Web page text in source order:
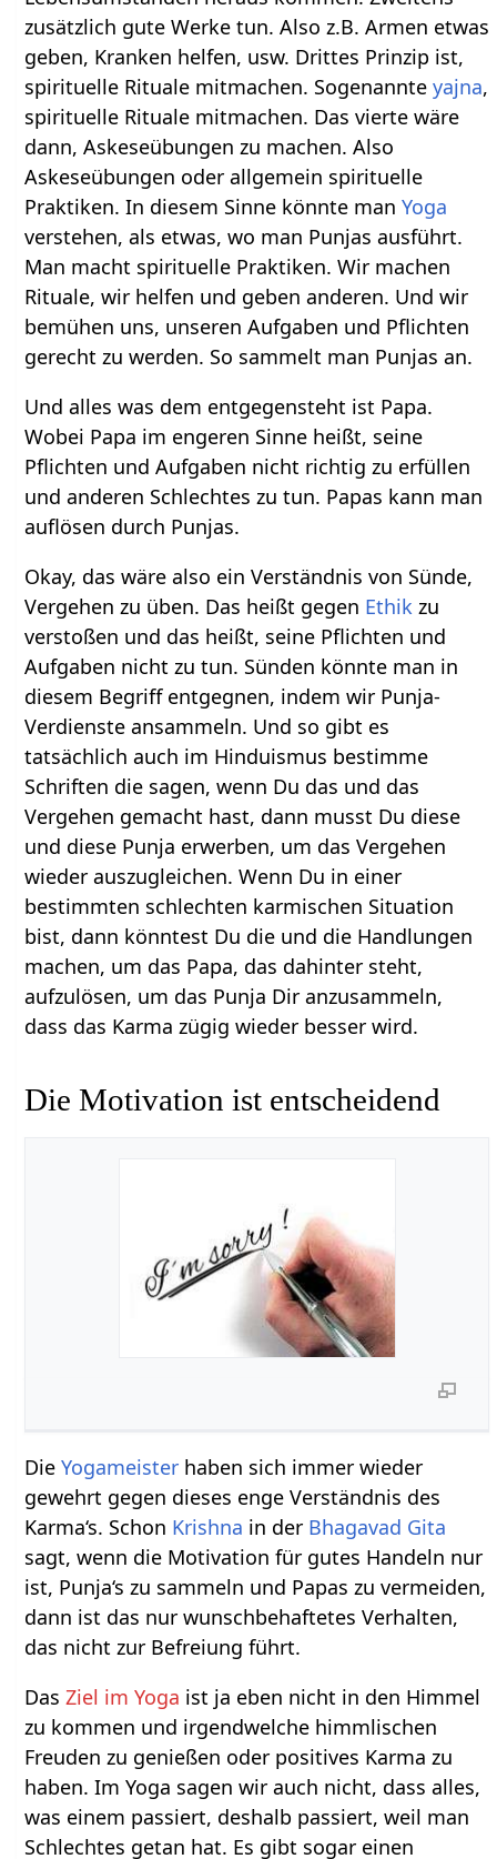
zusätzlich gute Werke tun. Also z.B. Armen etwas
geben, Kranken helfen, usw. Drittes Prinzip ist,
spirituelle Rituale mitmachen. Sogenannteyajna,
spirituelle Rituale mitmachen. Das vierte wäre
dann, Askeseübungen zu machen. Also
Askeseübungen oder allgemein spirituelle
Praktiken. In diesem Sinne könnte manYoga
verstehen, als etwas, wo man Punjas ausführt.
Man macht spirituelle Praktiken. Wir machen
Rituale, wir helfen und geben anderen. Und wir
bemühen uns, unseren Aufgaben und Pflichten
gerecht zu werden. So sammelt man Punjas an.
Und alles was dem entgegensteht ist Papa.
Wobei Papa im engeren Sinne heißt, seine
Pflichten und Aufgaben nicht richtig zu erfüllen
und anderen Schlechtes zu tun. Papas kann man
auflösen durch Punjas.
Okay, das wäre also ein Verständnis von Sünde,
Vergehen zu üben. Das heißt gegen Ethik zu
verstoßen und das heißt, seine Pflichten und
Aufgaben nicht zu tun. Sünden könnte man in
diesem Begriff entgegnen, indem wir Punja-
Verdienste ansammeln. Und so gibt es
tatsächlich auch im Hinduismus bestimme
Schriften die sagen, wenn Du das und das
Vergehen gemacht hast, dann musst Du diese
und diese Punja erwerben, um das Vergehen
wieder auszugleichen. Wenn Du in einer
bestimmten schlechten karmischen Situation
bist, dann könntest Du die und die Handlungen
machen, um das Papa, das dahinter steht,
aufzulösen, um das Punja Dir anzusammeln,
dass das Karma zügig wieder besser wird.
Die Motivation ist entscheidend
DieYogameister haben sich immer wieder
gewehrt gegen dieses enge Verständnis des
Karma‘s. Schon Krishna in der Bhagavad Gita
sagt, wenn die Motivation für gutes Handeln nur
ist, Punja‘s zu sammeln und Papas zu vermeiden,
dann ist das nur wunschbehaftetes Verhalten,
das nicht zur Befreiung führt.
DasZiel im Yoga ist ja eben nicht in den Himmel
zu kommen und irgendwelche himmlischen
Freuden zu genießen oder positives Karma zu
haben. Im Yoga sagen wir auch nicht, dass alles,
was einem passiert, deshalb passiert, weil man
Schlechtes getan hat. Es gibt sogar einen